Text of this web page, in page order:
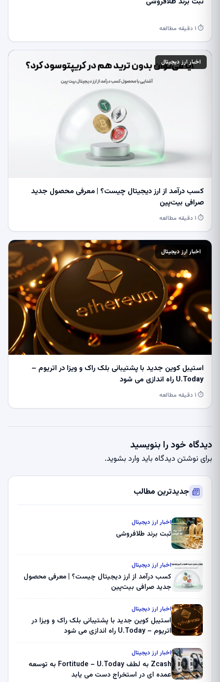
⏱ ۱ دقیقه مطالعه
اخبار ارز دیجیتال
کسب درآمد از ارز دیجیتال چیست؟ | معرفی محصول جدید
صرافی بیت‌پین
⏱ ۱ دقیقه مطالعه
اخبار ارز دیجیتال
استیبل کوین جدید با پشتیبانی بلک راک و ویزا در اتریوم –
U.Today راه اندازی می شود
⏱ ۱ دقیقه مطالعه
دیدگاه خود را بنویسید
برای نوشتن دیدگاه باید وارد بشوید.
جدیدترین مطالب
اخبار ارز دیجیتال
ثبت برند طلافروشی
اخبار ارز دیجیتال
کسب درآمد از ارز دیجیتال چیست؟ | معرفی محصول
جدید صرافی بیت‌پین
اخبار ارز دیجیتال
استیبل کوین جدید با پشتیبانی بلک راک و ویزا در
اتریوم – U.Today راه اندازی می شود
اخبار ارز دیجیتال
Zcash به لطف Fortitude – U.Today به توسعه
عمده ای در استخراج دست می یابد